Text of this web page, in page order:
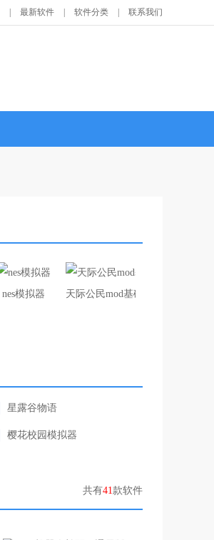
最新软件 软件分类 联系我们
nes模拟器 天际公民mod基础整合包
星露谷物语
樱花校园模拟器
共有41款软件